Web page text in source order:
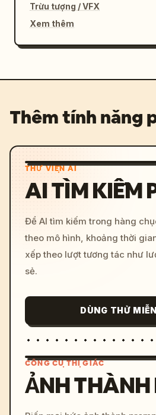
Trừu tượng / VFX
Xem thêm
Thêm tính năng
THƯ VIỆN AI
AI TÌM KIẾM
Để AI tìm kiếm trong hàng
theo mô hình, khoảng thời
xếp theo lượt tương tác như
sẻ.
DÙNG THỬ
CÔNG CỤ THỊ GIÁC
ẢNH THÀNH